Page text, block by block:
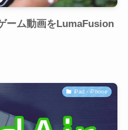
ーム動画をLumaFusion
iPad・iPhone